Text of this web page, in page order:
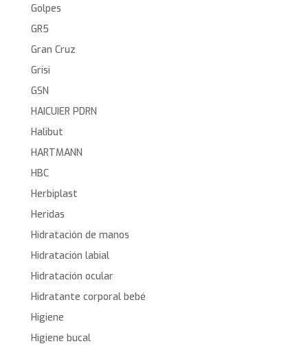
Golpes
GR5
Gran Cruz
Grisi
GSN
HAICUIER PDRN
Halibut
HARTMANN
HBC
Herbiplast
Heridas
Hidratación de manos
Hidratación labial
Hidratación ocular
Hidratante corporal bebé
Higiene
Higiene bucal